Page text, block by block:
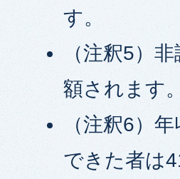
す。
（注釈5）
額されます。
（注釈6）
できた者は